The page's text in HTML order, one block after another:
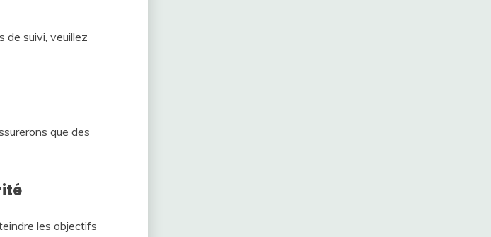
de suivi, veuillez
que des
les objectifs